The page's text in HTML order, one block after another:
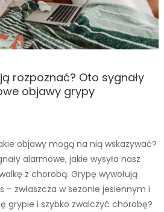
rozpoznać? Oto sygnały
objawy grypy
objawy mogą na nią wskazywać?
alarmowe, jakie wysyła nasz
z chorobą. Grypę wywołują
– zwłaszcza w sezonie jesiennym i
grypie i szybko zwalczyć chorobę?